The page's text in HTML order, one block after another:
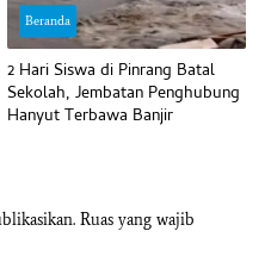
Beranda
2 Hari Siswa di Pinrang Batal
Sekolah, Jembatan Penghubung
Hanyut Terbawa Banjir
Ruas yang wajib